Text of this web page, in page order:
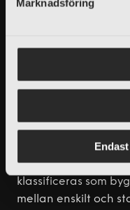
Marknadsföring
banderoller på
krävs även bygglov
kulturhistoriska
Sverige. Både
klassificeras som
mellan enskilt och